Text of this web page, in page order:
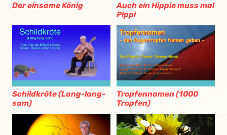
Der einsame König
Auch ein Hippie muss mal
Pippi
Schildkröte (Lang-lang-
sam)
Tropfennamen (1000
Tropfen)